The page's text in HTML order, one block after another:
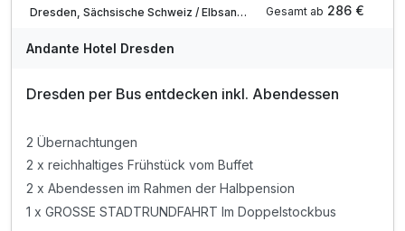
Dresden, Sächsische Schweiz / Elbsandsteingebirge
Gesamt ab 286 €
Andante Hotel Dresden
Dresden per Bus entdecken inkl. Abendessen
2 Übernachtungen
2 x reichhaltiges Frühstück vom Buffet
2 x Abendessen im Rahmen der Halbpension
1 x GROSSE STADTRUNDFAHRT Im Doppelstockbus